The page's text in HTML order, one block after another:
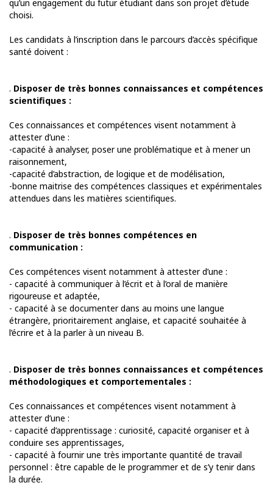
qu’un engagement du futur étudiant dans son projet d’étude
choisi.
Les candidats à l’inscription dans le parcours d’accès spécifique
santé doivent :
. Disposer de très bonnes connaissances et compétences
scientifiques :
Ces connaissances et compétences visent notamment à
attester d’une :
-capacité à analyser, poser une problématique et à mener un
raisonnement,
-capacité d’abstraction, de logique et de modélisation,
-bonne maitrise des compétences classiques et expérimentales
attendues dans les matières scientifiques.
. Disposer de très bonnes compétences en
communication :
Ces compétences visent notamment à attester d’une :
- capacité à communiquer à l’écrit et à l’oral de manière
rigoureuse et adaptée,
- capacité à se documenter dans au moins une langue
étrangère, prioritairement anglaise, et capacité souhaitée à
l’écrire et à la parler à un niveau B.
. Disposer de très bonnes connaissances et compétences
méthodologiques et comportementales :
Ces connaissances et compétences visent notamment à
attester d’une :
- capacité d’apprentissage : curiosité, capacité organiser et à
conduire ses apprentissages,
- capacité à fournir une très importante quantité de travail
personnel : être capable de le programmer et de s’y tenir dans
la durée.